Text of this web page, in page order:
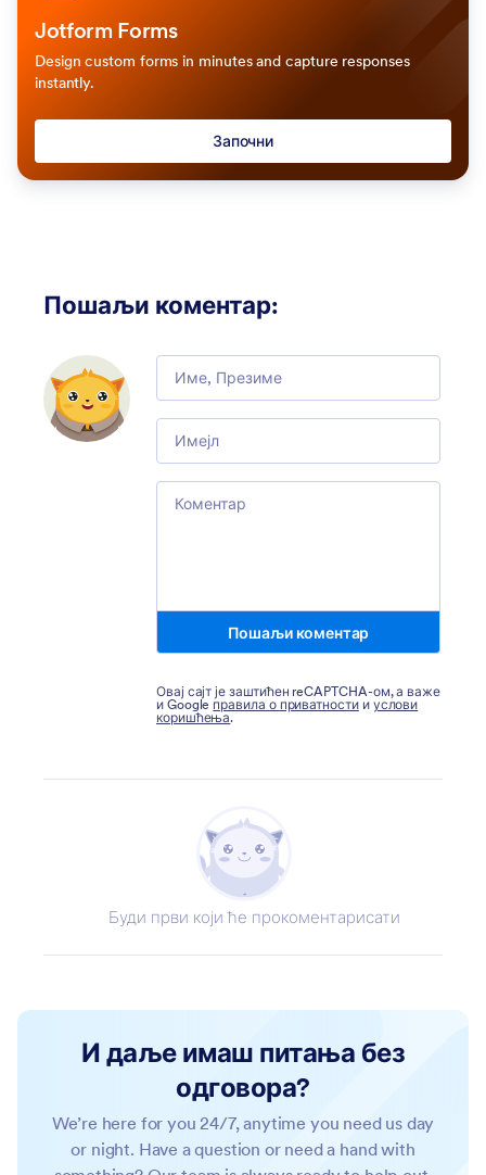
Jotform Forms
Design custom forms in minutes and capture responses
instantly.
Започни
Пошаљи коментар:
Comment
Email
Comment
Пошаљи коментар
Овај сајт је заштићен reCAPTCHA-ом, а важе
и Google правила о приватностии услови
коришћења.
Буди први који ће прокоментарисати
И даље имаш питања без
одговора?
We’re here for you 24/7, anytime you need us day
or night. Have a question or need a hand with